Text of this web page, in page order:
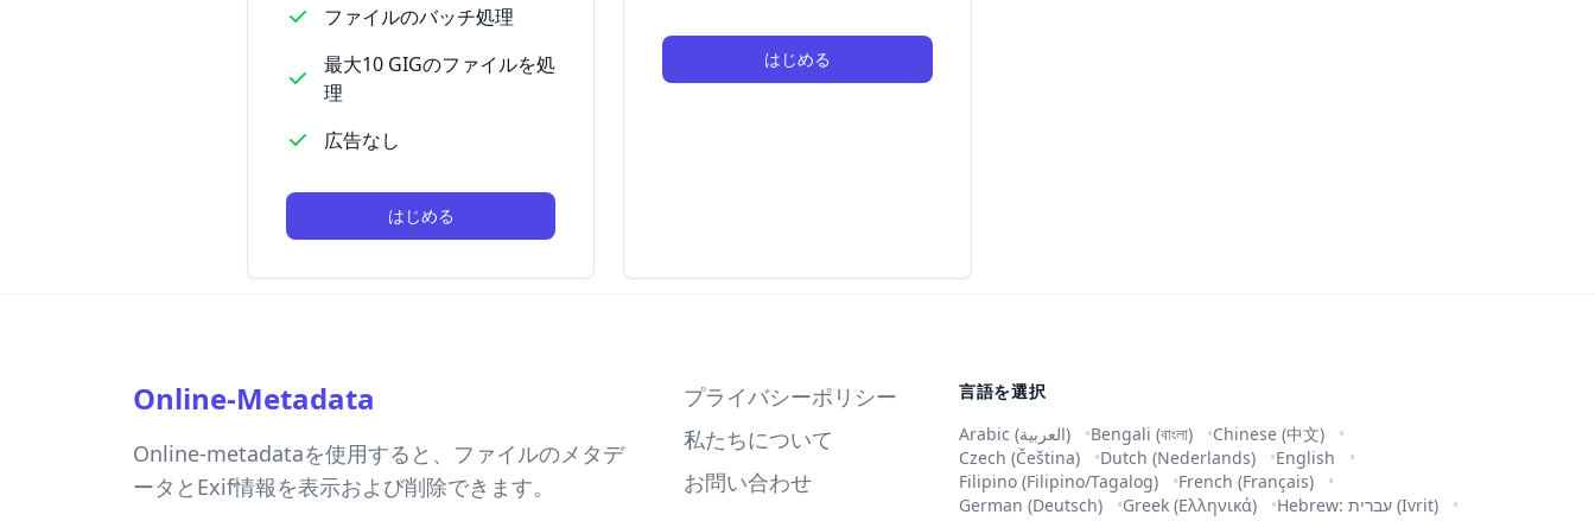
ファイルのバッチ処理
最大10 GIGのファイルを処
理
広告なし
はじめる
はじめる
Online-Metadata
Online-metadataを使用すると、ファイルのメタデ
ータとExif情報を表示および削除できます。
プライバシーポリシー
私たちについて
お問い合わせ
言語を選択
Arabic (العربية)
Bengali (বাংলা)
Chinese (中文)
Czech (Čeština)
Dutch (Nederlands)
English
Filipino (Filipino/Tagalog)
French (Français)
German (Deutsch)
Greek (Ελληνικά)
Hebrew: עברית (Ivrit)